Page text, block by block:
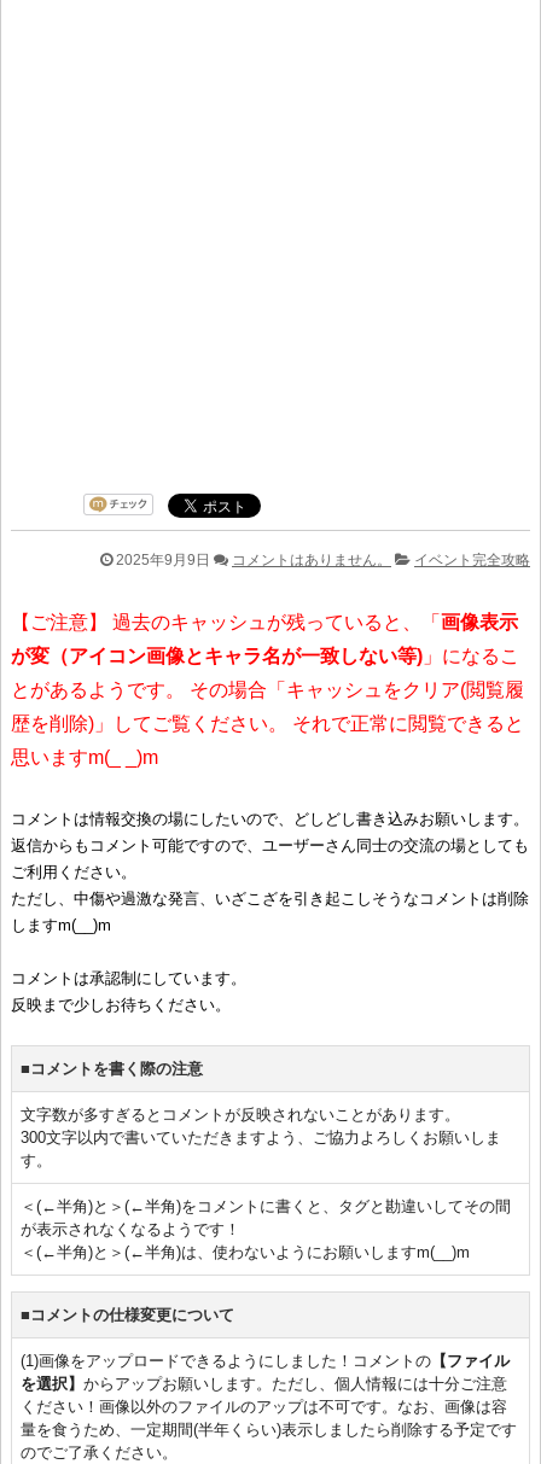
2025年9月9日 コメントはありません。 イベント完全攻略
【ご注意】 過去のキャッシュが残っていると、「 画像表示
が変（アイコン画像とキャラ名が一致しない等) 」になるこ
とがあるようです。 その場合「キャッシュをクリア(閲覧履
歴を削除)」してご覧ください。 それで正常に閲覧できると
思いますm(_ _)m
コメントは情報交換の場にしたいので、どしどし書き込みお願いします。
返信からもコメント可能ですので、ユーザーさん同士の交流の場としても
ご利用ください。
ただし、中傷や過激な発言、いざこざを引き起こしそうなコメントは削除
しますm(__)m
コメントは承認制にしています。
反映まで少しお待ちください。
■コメントを書く際の注意
文字数が多すぎるとコメントが反映されないことがあります。
300文字以内で書いていただきますよう、ご協力よろしくお願いしま
す。
＜(←半角)と＞(←半角)をコメントに書くと、タグと勘違いしてその間
が表示されなくなるようです！
＜(←半角)と＞(←半角)は、使わないようにお願いしますm(__)m
■コメントの仕様変更について
(1)画像をアップロードできるようにしました！コメントの【ファイル
を選択】 からアップお願いします。ただし、個人情報には十分ご注意
ください！画像以外のファイルのアップは不可です。なお、画像は容
量を食うため、一定期間(半年くらい)表示しましたら削除する予定です
のでご了承ください。